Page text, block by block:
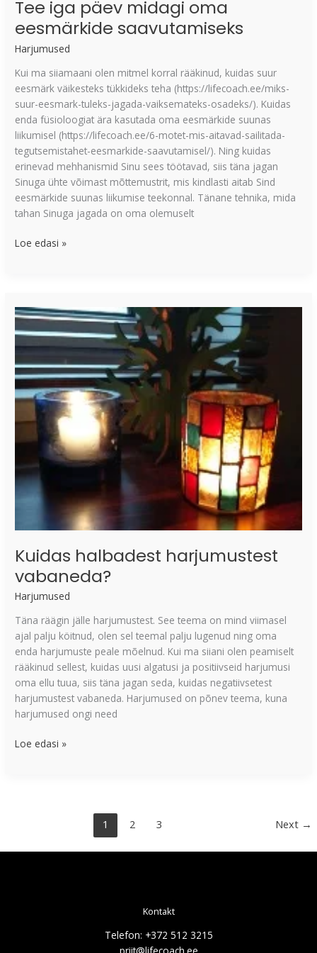
Tee iga päev midagi oma
eesmärkide saavutamiseks
Harjumused
Kui ma siiamaani olen mitmel korral rääkinud, kuidas suur
eesmärk väikesteks tükkideks teha (https://lifecoach.ee/miks-
suur-eesmark-tuleks-jagada-vaiksemateks-osadeks/). Kuidas
enda füsioloogiat ära kasutada oma eesmärkide suunas
liikumisel (https://lifecoach.ee/6-motet-mis-aitavad-sailitada-
tegutsemistahet-eesmarkide-saavutamisel/). Ning kuidas
erinevad mehhanismid Sinu sees töötavad, siis täna jagan
Sinuga ühte võimast mõttemustrit, mis kindlasti aitab Sind
eesmärkide suunas liikumise teekonnal. Tänane tehnika, mida
tahan Sinuga jagada on oma olemuselt
Loe edasi »
Kuidas halbadest harjumustest
vabaneda?
Harjumused
Täna räägin jälle harjumustest. See teema on mind viimasel
ajal palju köitnud, olen sel teemal palju lugenud ning oma
enda harjumuste peale mõelnud. Kui ma siiani olen peamiselt
rääkinud sellest, kuidas uusi algatusi ja positiivseid harjumusi
oma ellu tuua, siis täna jagan seda, kuidas negatiivsetest
harjumustest vabaneda. Harjumused on põnev teema, kuna
harjumused ongi need
halbadest
harjumustest
vabaneda?
Loe edasi »
1 2 3 Next →
Kontakt
Telefon: +372 512 3215